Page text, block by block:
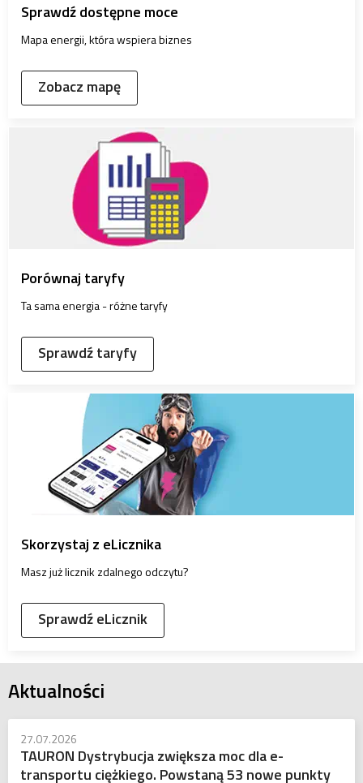
Sprawdź dostępne moce
Mapa energii, która wspiera biznes
Zobacz mapę
Porównaj taryfy
Ta sama energia - różne taryfy
Sprawdź taryfy
Skorzystaj z eLicznika
Masz już licznik zdalnego odczytu?
Sprawdź eLicznik
Aktualności
27.07.2026
TAURON Dystrybucja zwiększa moc dla e-
transportu ciężkiego. Powstaną 53 nowe punkty